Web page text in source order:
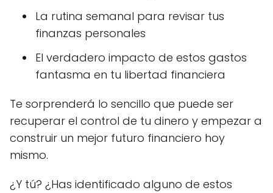
La rutina semanal para revisar tus
finanzas personales
El verdadero impacto de estos gastos
fantasma en tu libertad financiera
Te sorprenderá lo sencillo que puede ser
recuperar el control de tu dinero y empezar a
construir un mejor futuro financiero hoy
mismo.
¿Y tú? ¿Has identificado alguno de estos